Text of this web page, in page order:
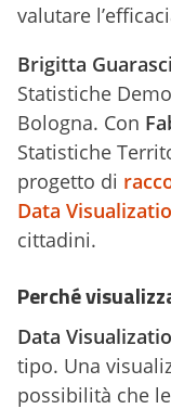
valutare
Brigitta Guarasci
Statistiche
Bologna. Con
Statistiche
progetto di
Data
cittadini.
Perché
Data
tipo. Una
possibilità che